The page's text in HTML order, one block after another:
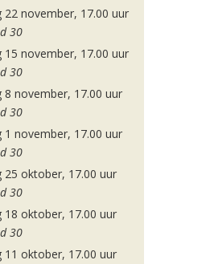
22 november, 17.00 uur
30
15 november, 17.00 uur
30
8 november, 17.00 uur
30
1 november, 17.00 uur
30
25 oktober, 17.00 uur
30
18 oktober, 17.00 uur
30
11 oktober, 17.00 uur